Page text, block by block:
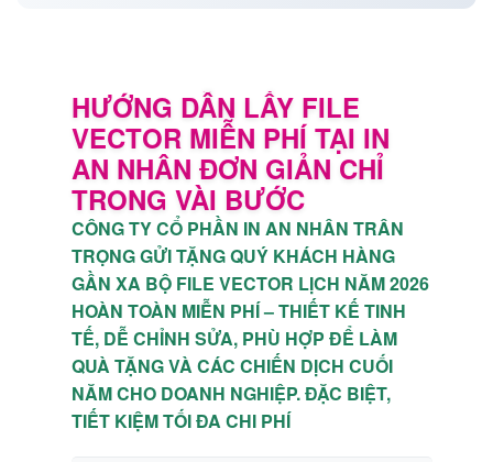
HƯỚNG DẪN LẤY FILE
VECTOR MIỄN PHÍ TẠI IN
AN NHÂN ĐƠN GIẢN CHỈ
TRONG VÀI BƯỚC
CÔNG TY CỔ PHẦN IN AN NHÂN TRÂN
TRỌNG GỬI TẶNG QUÝ KHÁCH HÀNG
GẦN XA BỘ FILE VECTOR LỊCH NĂM 2026
HOÀN TOÀN MIỄN PHÍ – THIẾT KẾ TINH
TẾ, DỄ CHỈNH SỬA, PHÙ HỢP ĐỂ LÀM
QUÀ TẶNG VÀ CÁC CHIẾN DỊCH CUỐI
NĂM CHO DOANH NGHIỆP. ĐẶC BIỆT,
TIẾT KIỆM TỐI ĐA CHI PHÍ